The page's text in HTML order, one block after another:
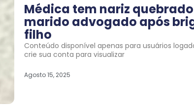
Médica tem nariz
marido advogado após
filho
Conteúdo disponível apenas para usuários
crie sua conta para visualizar
Agosto 15, 2025